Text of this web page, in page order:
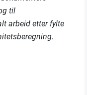
til
arbeid etter fylte